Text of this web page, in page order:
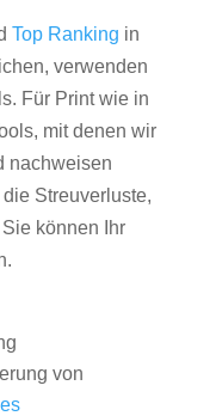
Top Ranking in
verwenden
Für Print wie in
mit denen wir
nachweisen
Streuverluste,
können Ihr
von